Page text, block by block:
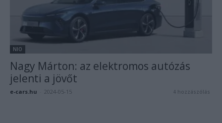
NIO
Nagy Márton: az elektromos autózás
jelenti a jövőt
e-cars.hu 2024-05-15 4 hozzászólás